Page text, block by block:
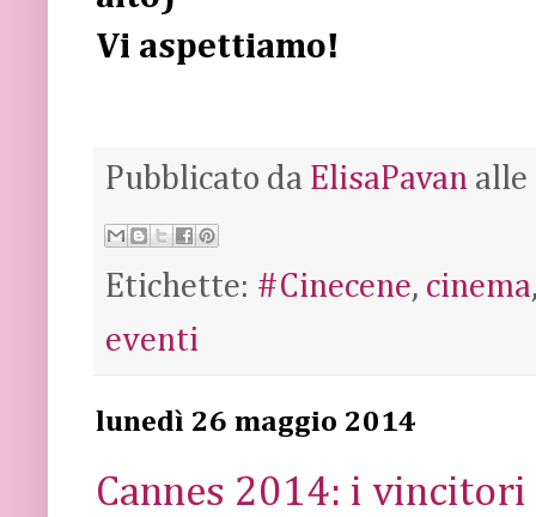
Vi aspettiamo!
Pubblicato da ElisaPavan alle
Etichette: #Cinecene, cinema
eventi
lunedì 26 maggio 2014
Cannes 2014: i